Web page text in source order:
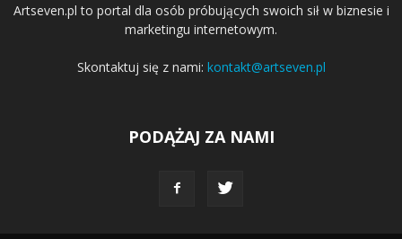
Artseven.pl to portal dla osób próbujących swoich sił w biznesie i
marketingu internetowym.
Skontaktuj się z nami: kontakt@artseven.pl
PODĄŻAJ ZA NAMI